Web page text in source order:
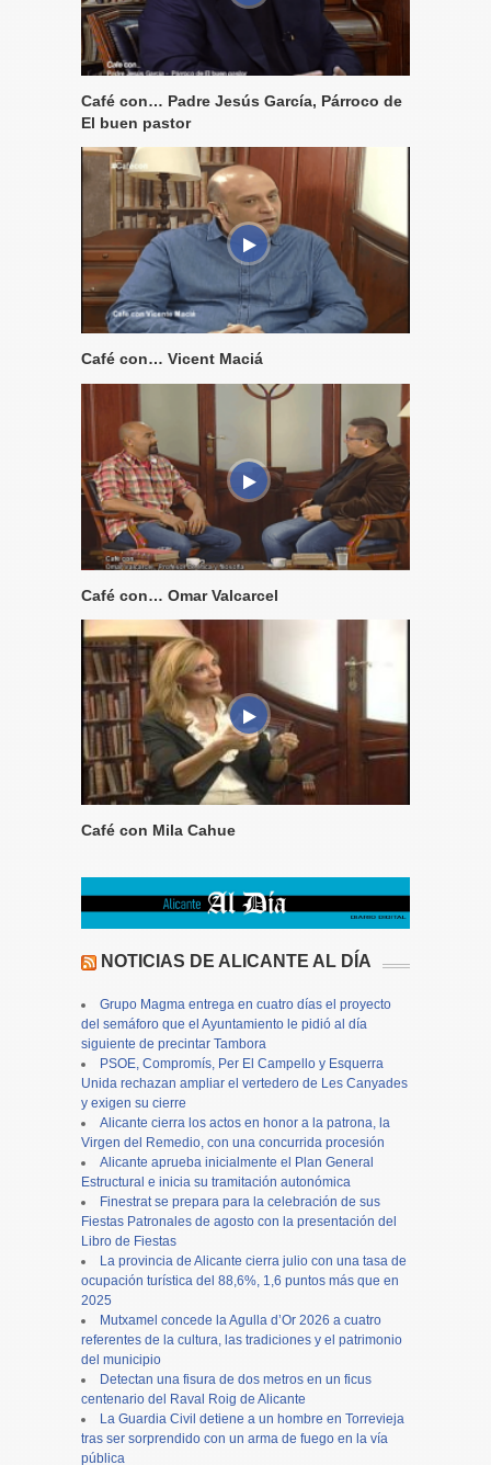
Café con… Padre Jesús García, Párroco de
El buen pastor
Café con… Vicent Maciá
Café con… Omar Valcarcel
Café con Mila Cahue
NOTICIAS DE ALICANTE AL DÍA
Grupo Magma entrega en cuatro días el proyecto
del semáforo que el Ayuntamiento le pidió al día
siguiente de precintar Tambora
PSOE, Compromís, Per El Campello y Esquerra
Unida rechazan ampliar el vertedero de Les Canyades
y exigen su cierre
Alicante cierra los actos en honor a la patrona, la
Virgen del Remedio, con una concurrida procesión
Alicante aprueba inicialmente el Plan General
Estructural e inicia su tramitación autonómica
Finestrat se prepara para la celebración de sus
Fiestas Patronales de agosto con la presentación del
Libro de Fiestas
La provincia de Alicante cierra julio con una tasa de
ocupación turística del 88,6%, 1,6 puntos más que en
2025
Mutxamel concede la Agulla d’Or 2026 a cuatro
referentes de la cultura, las tradiciones y el patrimonio
del municipio
Detectan una fisura de dos metros en un ficus
centenario del Raval Roig de Alicante
La Guardia Civil detiene a un hombre en Torrevieja
tras ser sorprendido con un arma de fuego en la vía
pública